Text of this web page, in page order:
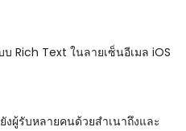
Rich Text ในลายเซ็นอีเมล iOS
งผู้รับหลายคนด้วยสำเนาถึงและ